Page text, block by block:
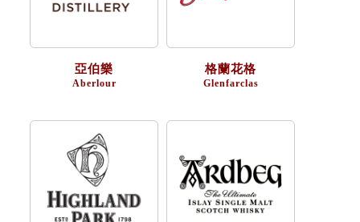
亞伯樂
Aberlour
格蘭花格
Glenfarclas